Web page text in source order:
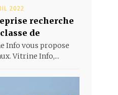
2022
recherche
de
Info vous propose
Vitrine Info,...